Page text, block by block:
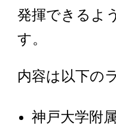
発揮できるよ
す。
内容は以下の
神戸大学附